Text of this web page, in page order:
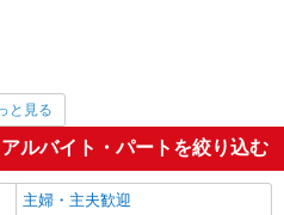
と見る
ルバイト・パートを絞り込む
主婦・主夫歓迎